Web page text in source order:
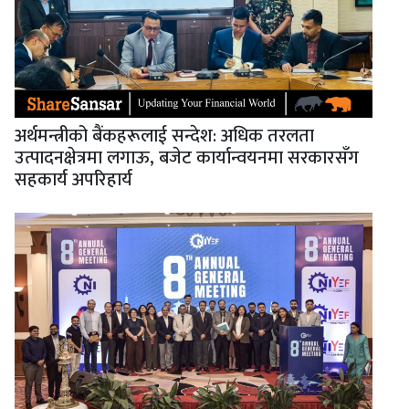
अर्थमन्त्रीको बैंकहरूलाई सन्देश: अधिक तरलता
उत्पादनक्षेत्रमा लगाऊ, बजेट कार्यान्वयनमा सरकारसँग
सहकार्य अपरिहार्य